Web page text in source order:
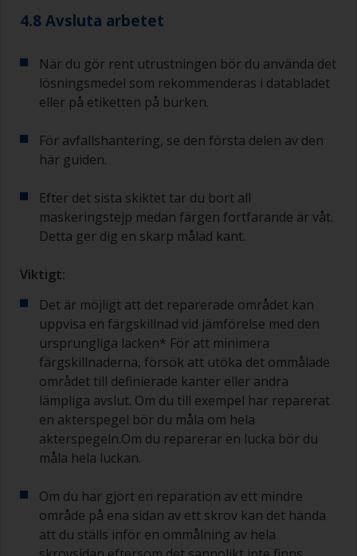
4.8 Avsluta arbetet
När du gör rent utrustningen bör du använda det
lösningsmedel som rekommenderas i databladet
eller på etiketten på burken.
För avfallshantering, se den första delen av den
här guiden.
Efter det sista skiktet tar du bort all
maskeringstejp medan färgen fortfarande är våt.
Detta ger dig en skarp målad kant.
Viktigt:
Det är möjligt att det reparerade området kan
uppvisa en färgskillnad vid jämförelse med den
ursprungliga lacken* För att minimera
färgskillnaderna, försök att utöka det ommålade
området till definierade kanter eller andra
lämpliga avslut. Om du till exempel har reparerat
en akterspegel bör du måla om hela
akterspegeln.Om du reparerar en lucka bör du
måla hela luckan.
Om du har gjort en reparation av ett mindre
område på ena sidan av ett skrov kan det hända
att du ställs inför en ommålning av hela